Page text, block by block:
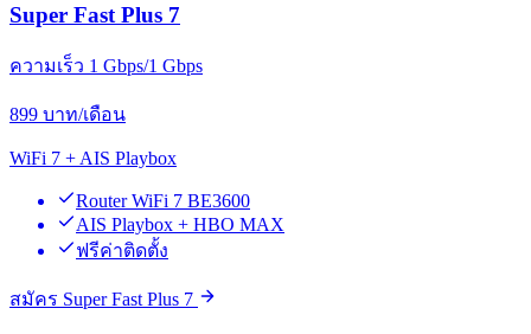
Super Fast Plus 7
ความเร็ว 1 Gbps/1 Gbps
899 บาท/เดือน
WiFi 7 + AIS Playbox
Router WiFi 7 BE3600
AIS Playbox + HBO MAX
ฟรีค่าติดตั้ง
สมัคร Super Fast Plus 7